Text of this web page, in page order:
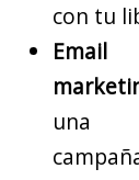
con tu
Email
una